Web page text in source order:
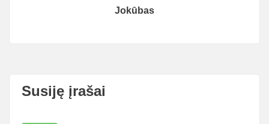
Jokūbas
Susiję įrašai